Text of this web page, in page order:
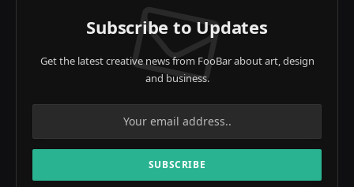
Subscribe to Updates
Get the latest creative news from FooBar about art, design
and business.